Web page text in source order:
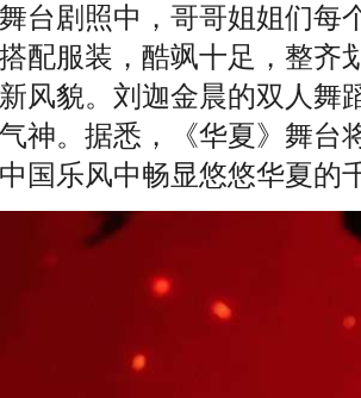
剧照中，哥哥姐姐们每
搭配服装，酷飒十足，整齐
风貌。刘迦金晨的双人舞
神。据悉，《华夏》舞台
国乐风中畅显悠悠华夏的